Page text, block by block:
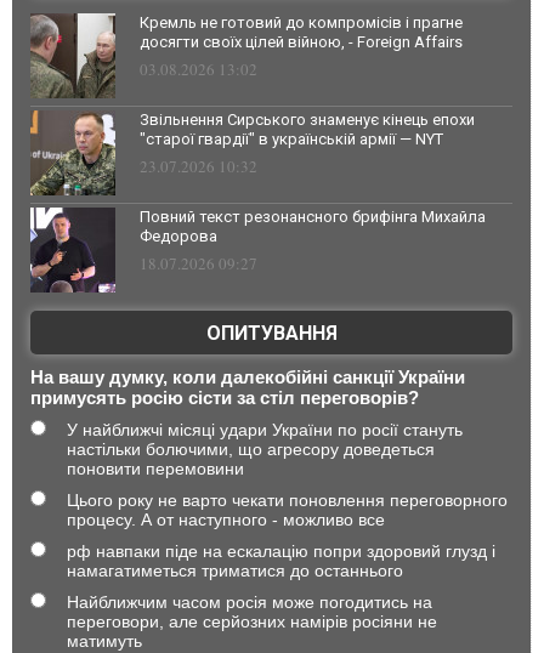
Кремль не готовий до компромісів і прагне
досягти своїх цілей війною, - Foreign Affairs
03.08.2026 13:02
Звільнення Сирського знаменує кінець епохи
"старої гвардії" в українській армії — NYT
23.07.2026 10:32
Повний текст резонансного брифінга Михайла
Федорова
18.07.2026 09:27
ОПИТУВАННЯ
На вашу думку, коли далекобійні санкції України
примусять росію сісти за стіл переговорів?
У найближчі місяці удари України по росії стануть
настільки болючими, що агресору доведеться
поновити перемовини
Цього року не варто чекати поновлення переговорного
процесу. А от наступного - можливо все
рф навпаки піде на ескалацію попри здоровий глузд і
намагатиметься триматися до останнього
Найближчим часом росія може погодитись на
переговори, але серйозних намірів росіяни не
матимуть